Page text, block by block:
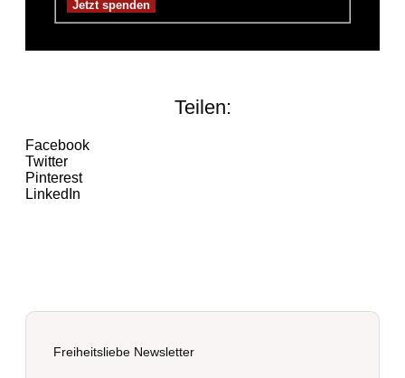
Teilen:
Facebook
Twitter
Pinterest
LinkedIn
Freiheitsliebe Newsletter